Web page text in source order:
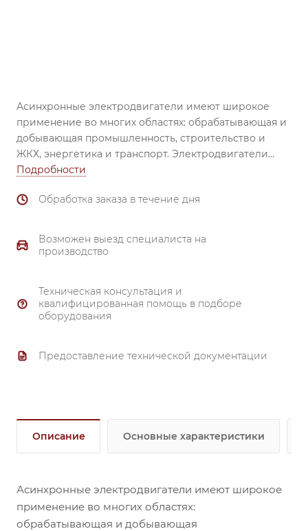
Асинхронные электродвигатели имеют широкое
применение во многих областях: обрабатывающая и
добывающая промышленность, строительство и
ЖКХ, энергетика и транспорт. Электродвигатели
незаменимы при использовании в вентиляторах,
смесителях, механизмах перемещения, затворах и
подшипник (все электродвигатели комплектуются
высоконадежными подшипниками ведущих
чугун.
Тройной контроль качества.
Материал обмотки - 99.7% медь.
Подробности
Обработка заказа в течение дня
Возможен выезд специалиста на
производство
Техническая консультация и
квалифицированная помощь в подборе
оборудования
Предоставление технической документации
Описание Основные характеристики
Асинхронные электродвигатели имеют широкое
применение во многих областях:
обрабатывающая и добывающая